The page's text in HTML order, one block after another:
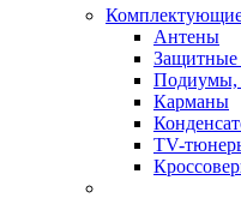
Антены
Защитные
Подиумы,
Карманы
TV-